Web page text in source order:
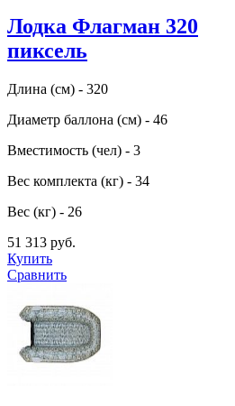
Лодка Флагман 320
пиксель
Длина (см) - 320
Диаметр баллона (см) - 46
Вместимость (чел) - 3
Вес комплекта (кг) - 34
Вес (кг) - 26
51 313 руб.
Купить
Сравнить